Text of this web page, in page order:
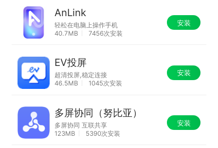
AnLink
轻松在电脑上操作手机
40.7MB
7456次安装
安装
EV投屏
超清投屏,稳定连接
46.5MB
1045次安装
安装
多屏协同（努比亚）
多屏协同 互联共享
123MB
5390次安装
安装